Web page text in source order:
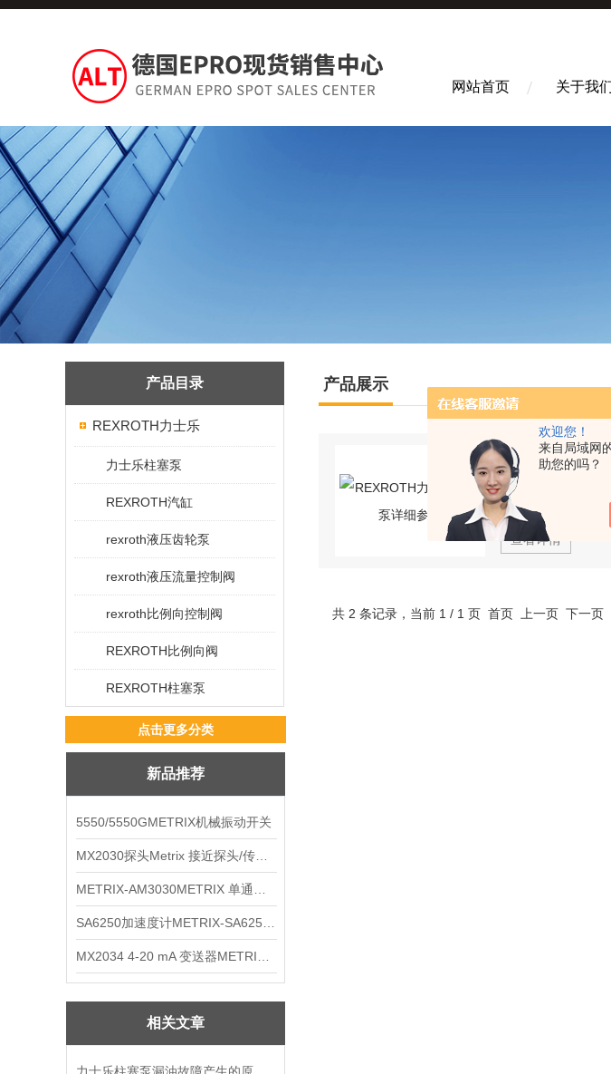
欢迎您！
来自局域网
助您的吗？
网站首页 关于我
产品目录
REXROTH力士乐
力士乐柱塞泵
REXROTH汽缸
rexroth液压齿轮泵
rexroth液压流量控制阀
rexroth比例向控制阀
REXROTH比例向阀
REXROTH柱塞泵
点击更多分类
新品推荐
5550/5550GMETRIX机械振动开关
相关文章
产品展示
型号：
更新时间：
2026-
查看详情
共 2 条记录，当前 1 / 1 页 首页 上一页 下一页